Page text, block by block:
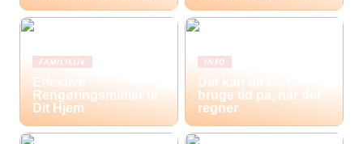
FAMILIELIV
Effektive
Rengøringsmidler til
Dit Hjem
INFO
Det kan dit barn
bruge tid på, når det
regner